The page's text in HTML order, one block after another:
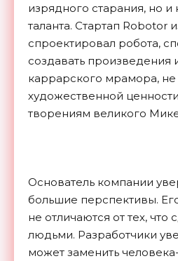
изрядного старания, но
таланта. Стартап Robotor
спроектировал робота,
создавать произведения
каррарского мрамора,
художественной
творениям великого
Основатель компании
большие перспективы.
не отличаются от тех,
людьми. Разработчики
может заменить